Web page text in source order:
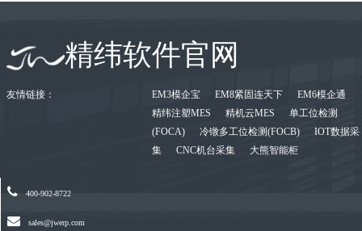
精纬软件官网
友情链接： EM3模企宝 EM8紧固连天下
EM6模企通
精纬注塑MES
精机云MES
单工位检测
(FOCA)
冷镦多工位检测(FOCB)
IOT数据采
集
CNC机台采集 大熊智能柜
400-902-8722
sales@jwerp.com